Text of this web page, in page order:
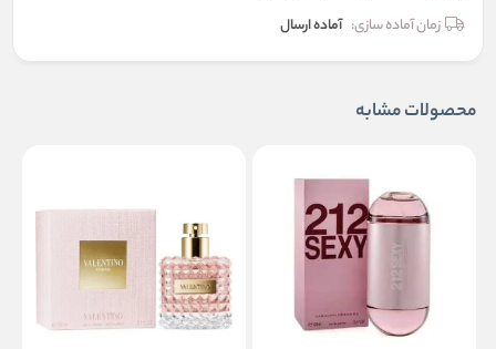
زمان آماده سازی: آماده ارسال
محصولات مشابه